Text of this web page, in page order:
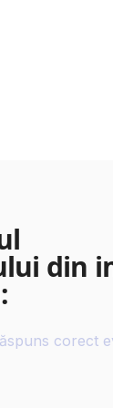
din
corect